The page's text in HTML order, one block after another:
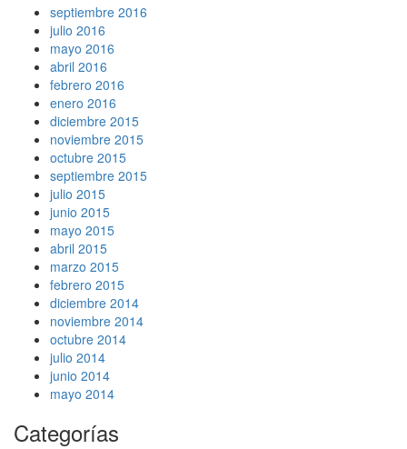
septiembre 2016
julio 2016
mayo 2016
abril 2016
febrero 2016
enero 2016
diciembre 2015
noviembre 2015
octubre 2015
septiembre 2015
julio 2015
junio 2015
mayo 2015
abril 2015
marzo 2015
febrero 2015
diciembre 2014
noviembre 2014
octubre 2014
julio 2014
junio 2014
mayo 2014
Categorías